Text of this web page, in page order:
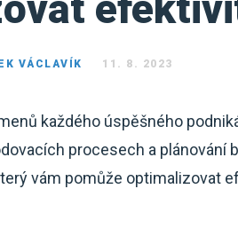
VÁCLAVÍK 11. 8. 2023
každého úspěšného
procesech a plánování
vám pomůže optimalizovat